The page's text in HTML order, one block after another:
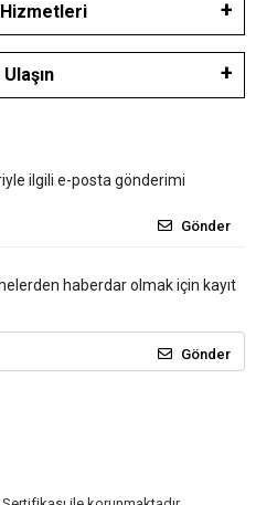
ilgili e-posta gönderimi
Gönder
haberdar olmak için kayıt
Gönder